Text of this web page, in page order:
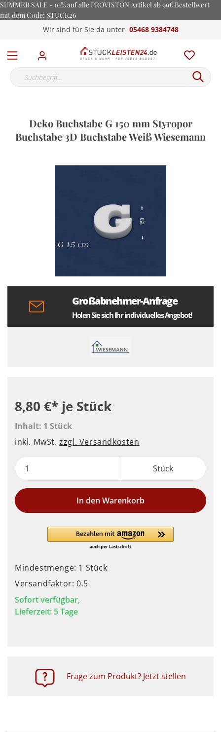
SUMMER SALE - 10% auf alle PROVISTON Artikel ab 99€ Bestellwert
mit dem Code: STUCK26
Wir sind für Sie da unter 05468 9384748
Deko Buchstabe G 150 mm Styropor
Buchstabe 3D Buchstabe Weiß Wiesemann
Großabnehmer-Anfrage
Holen Sie sich Ihr individuelles Angebot!
8,80 €* je Stück
Inhalt: 1 Stück
inkl. MwSt.zzgl. Versandkosten
Stück
In den Warenkorb
Mindestmenge: 1 Stück
Versandfaktor: 0.5
Sofort verfügbar,
Lieferzeit: 5 Tage
Frage zum Produkt? Jetzt stellen